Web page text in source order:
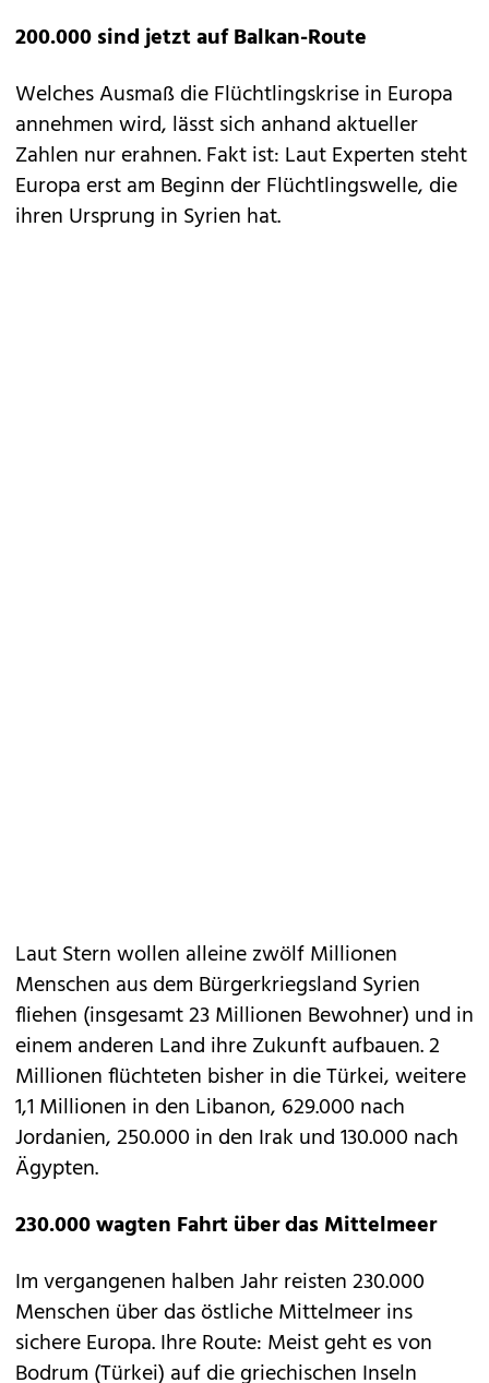
200.000 sind jetzt auf Balkan-Route
Welches Ausmaß die Flüchtlingskrise in Europa
annehmen wird, lässt sich anhand aktueller
Zahlen nur erahnen. Fakt ist: Laut Experten steht
Europa erst am Beginn der Flüchtlingswelle, die
ihren Ursprung in Syrien hat.
Laut Stern wollen alleine zwölf Millionen
Menschen aus dem Bürgerkriegsland Syrien
fliehen (insgesamt 23 Millionen Bewohner) und in
einem anderen Land ihre Zukunft aufbauen. 2
Millionen flüchteten bisher in die Türkei, weitere
1,1 Millionen in den Libanon, 629.000 nach
Jordanien, 250.000 in den Irak und 130.000 nach
Ägypten.
230.000 wagten Fahrt über das Mittelmeer
Im vergangenen halben Jahr reisten 230.000
Menschen über das östliche Mittelmeer ins
sichere Europa. Ihre Route: Meist geht es von
Bodrum (Türkei) auf die griechischen Inseln